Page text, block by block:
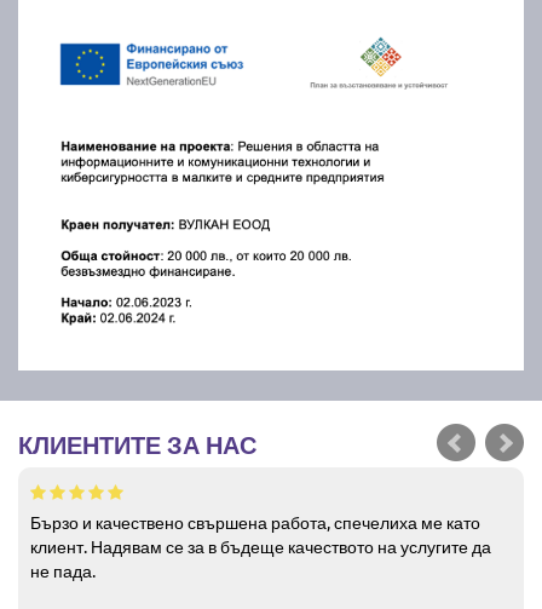
КЛИЕНТИТЕ ЗА НАС
Бързо и качествено свършена работа, спечелиха ме като
клиент. Надявам се за в бъдеще качеството на услугите да
не пада.